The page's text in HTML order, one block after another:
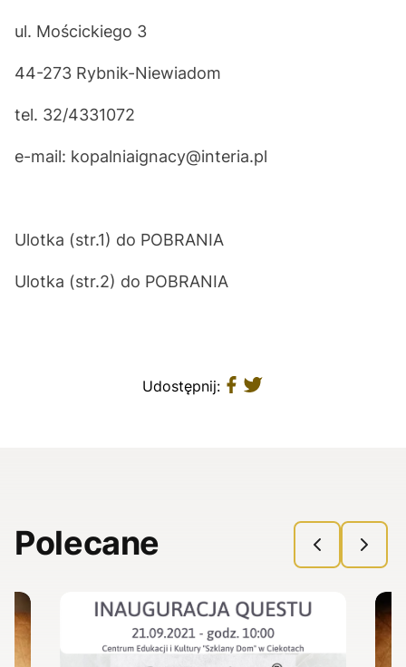
ul. Mościckiego 3
44-273 Rybnik-Niewiadom
tel. 32/4331072
e-mail: kopalniaignacy@interia.pl
Ulotka (str.1) do POBRANIA
Ulotka (str.2) do POBRANIA
Udostępnij:
Polecane